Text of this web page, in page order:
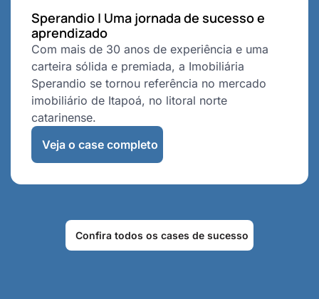
Sperandio | Uma jornada de sucesso e
aprendizado
Com mais de 30 anos de experiência e uma
carteira sólida e premiada, a Imobiliária
Sperandio se tornou referência no mercado
imobiliário de Itapoá, no litoral norte
catarinense.
Veja o case completo
Confira todos os cases de sucesso